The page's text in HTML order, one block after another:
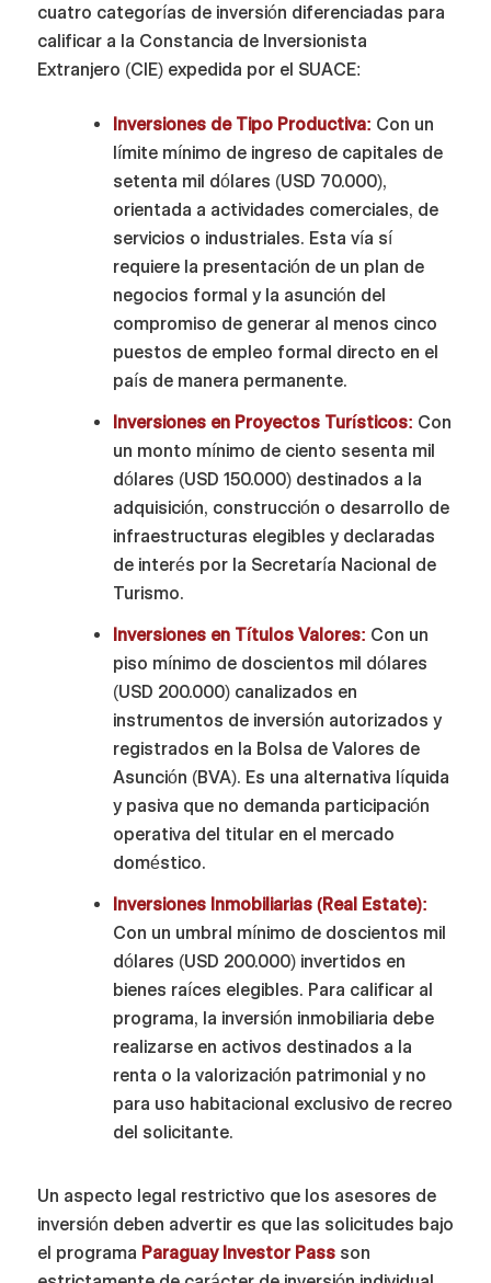
cuatro categorías de inversión diferenciadas para
calificar a la Constancia de Inversionista
Extranjero (CIE) expedida por el SUACE:
Inversiones de Tipo Productiva: Con un
límite mínimo de ingreso de capitales de
setenta mil dólares (USD 70.000),
orientada a actividades comerciales, de
servicios o industriales. Esta vía sí
requiere la presentación de un plan de
negocios formal y la asunción del
compromiso de generar al menos cinco
puestos de empleo formal directo en el
país de manera permanente.
Inversiones en Proyectos Turísticos: Con
un monto mínimo de ciento sesenta mil
dólares (USD 150.000) destinados a la
adquisición, construcción o desarrollo de
infraestructuras elegibles y declaradas
de interés por la Secretaría Nacional de
Turismo.
Inversiones en Títulos Valores: Con un
piso mínimo de doscientos mil dólares
(USD 200.000) canalizados en
instrumentos de inversión autorizados y
registrados en la Bolsa de Valores de
Asunción (BVA). Es una alternativa líquida
y pasiva que no demanda participación
operativa del titular en el mercado
doméstico.
Inversiones Inmobiliarias (Real Estate):
Con un umbral mínimo de doscientos mil
dólares (USD 200.000) invertidos en
bienes raíces elegibles. Para calificar al
programa, la inversión inmobiliaria debe
realizarse en activos destinados a la
renta o la valorización patrimonial y no
para uso habitacional exclusivo de recreo
del solicitante.
Un aspecto legal restrictivo que los asesores de
inversión deben advertir es que las solicitudes bajo
el programa Paraguay Investor Passson